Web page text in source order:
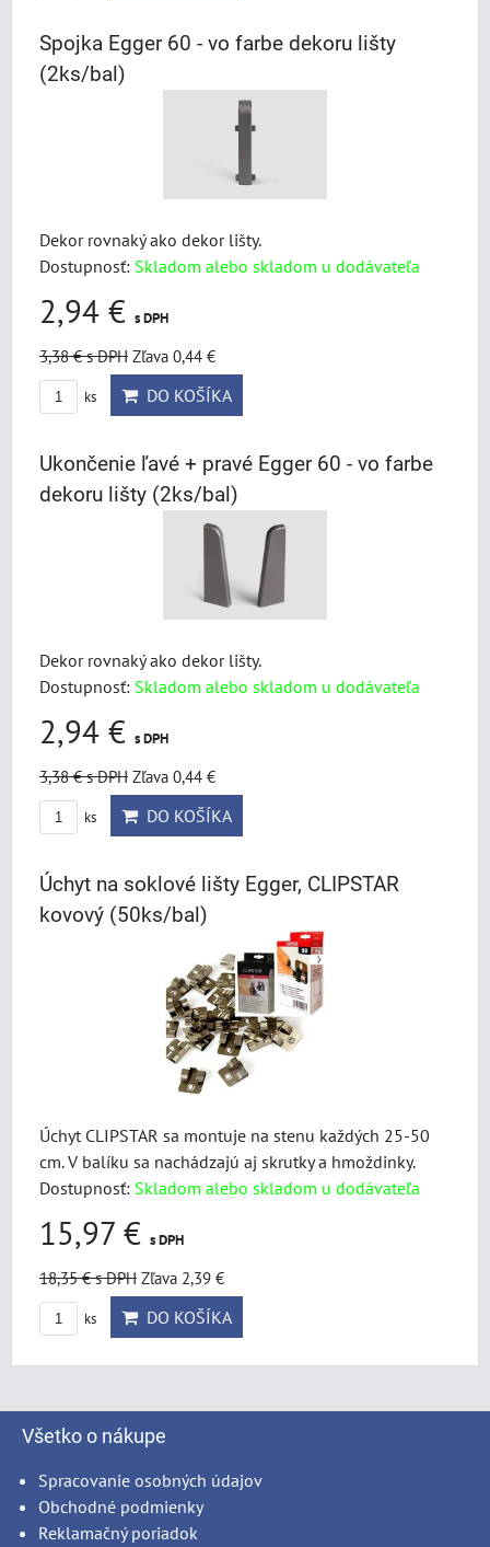
Spojka Egger 60 - vo farbe dekoru lišty
(2ks/bal)
Dekor rovnaký ako dekor lišty.
Dostupnosť: Skladom alebo skladom u dodávateľa
2,94 € s DPH
3,38 €s DPH Zľava 0,44 €
ks DO KOŠÍKA
Ukončenie ľavé + pravé Egger 60 - vo farbe
dekoru lišty (2ks/bal)
Dekor rovnaký ako dekor lišty.
Dostupnosť: Skladom alebo skladom u dodávateľa
2,94 € s DPH
3,38 €s DPH Zľava 0,44 €
ks DO KOŠÍKA
Úchyt na soklové lišty Egger, CLIPSTAR
kovový (50ks/bal)
Úchyt CLIPSTAR sa montuje na stenu každých 25-50
cm. V balíku sa nachádzajú aj skrutky a hmoždinky.
Dostupnosť: Skladom alebo skladom u dodávateľa
15,97 € s DPH
18,35 €s DPH Zľava 2,39 €
ks DO KOŠÍKA
Všetko o nákupe
Spracovanie osobných údajov
Obchodné podmienky
Reklamačný poriadok